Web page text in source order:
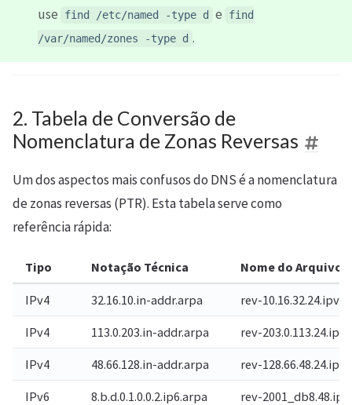
use
find /etc/named -type d e
find
/var/named/zones -type d .
2. Tabela de Conversão de
Nomenclatura de Zonas Reversas
Um dos aspectos mais confusos do DNS é a nomenclatura
de zonas reversas (PTR). Esta tabela serve como
referência rápida:
Tipo Notação Técnica Nome do Arquivo
IPv4 32.16.10.in-addr.arpa rev-
IPv4 113.0.203.in-addr.arpa rev-
IPv4 48.66.128.in-addr.arpa rev-
IPv6 8.b.d.0.1.0.0.2.ip6.arpa rev-